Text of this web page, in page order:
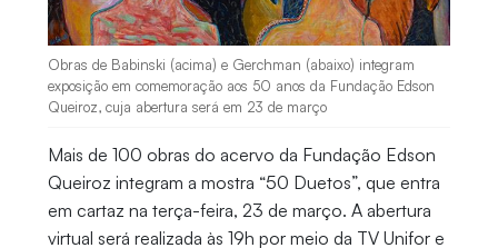
Obras de Babinski (acima) e Gerchman (abaixo) integram
exposição em comemoração aos 50 anos da Fundação Edson
Queiroz, cuja abertura será em 23 de março
Mais de 100 obras do acervo da Fundação Edson
Queiroz integram a mostra “50 Duetos”, que entra
em cartaz na terça-feira, 23 de março. A abertura
virtual será realizada às 19h por meio da TV Unifor e